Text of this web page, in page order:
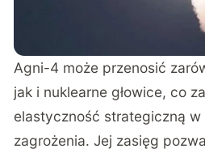
Agni-4 może przenosić
jak i nuklearne głowice, co
elastyczność strategiczną
zagrożenia. Jej zasięg